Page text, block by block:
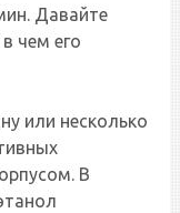
Давайте
чем его
или несколько
В